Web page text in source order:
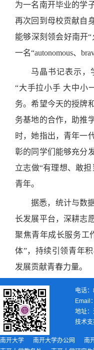
为一名南开毕业的学
再次回到母校贡献自
能够深刻领会好南开
一名“autonomous、
马晶书记表示，
“大手拉小手 大中小
务。希望今天的授牌
务基地的合作，助推
时，她指出， 青年一
彰的同学们能够充分
立志做“有理想、敢
青年。
据悉，统计与数
长发展平台，深耕志
聚焦青年成长服务工
体”，持续引领青年
发展贡献青春力量。
电话
Email
地址：
技术支
南开大学 南开大学办公网 南